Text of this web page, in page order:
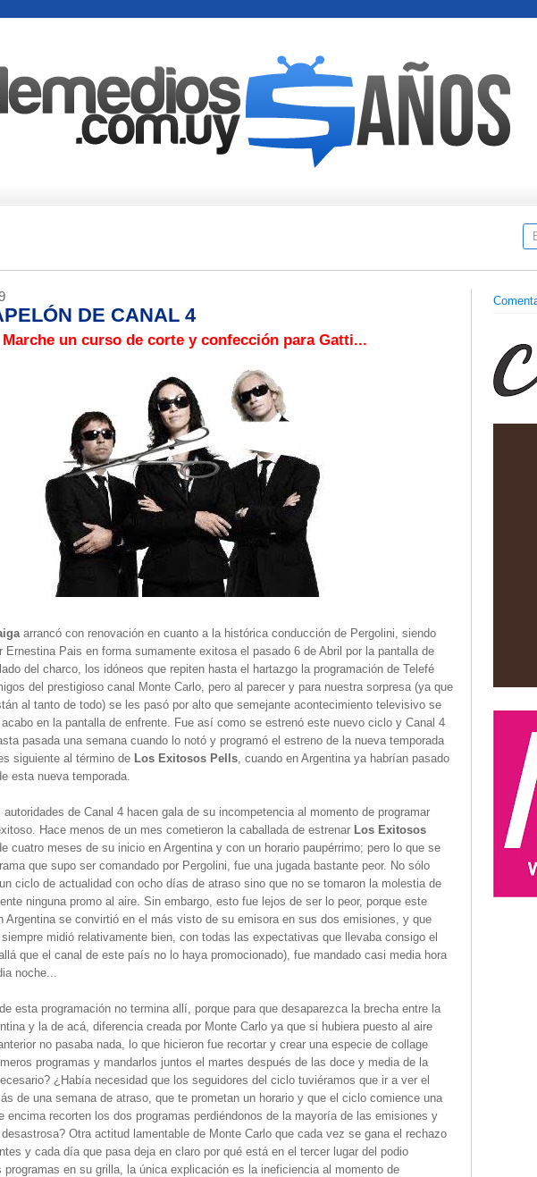
DE CANAL 4
Marche un curso de corte y confección para Gatti...
arrancó con renovación en cuanto a la histórica conducción de Pergolini, siendo
Ernestina Pais en forma sumamente exitosa el pasado 6 de Abril por la pantalla de
del charco, los idóneos que repiten hasta el hartazgo la programación de Telefé
del prestigioso canal Monte Carlo, pero al parecer y para nuestra sorpresa (ya que
al tanto de todo) se les pasó por alto que semejante acontecimiento televisivo se
en la pantalla de enfrente. Fue así como se estrenó este nuevo ciclo y Canal 4
pasada una semana cuando lo notó y programó el estreno de la nueva temporada
siguiente al término de Los Exitosos Pells, cuando en Argentina ya habrían pasado
esta nueva temporada.
autoridades de Canal 4 hacen gala de su incompetencia al momento de programar
Hace menos de un mes cometieron la caballada de estrenar Los Exitosos
cuatro meses de su inicio en Argentina y con un horario paupérrimo; pero lo que se
que supo ser comandado por Pergolini, fue una jugada bastante peor. No sólo
ciclo de actualidad con ocho días de atraso sino que no se tomaron la molestia de
ninguna promo al aire. Sin embargo, esto fue lejos de ser lo peor, porque este
Argentina se convirtió en el más visto de su emisora en sus dos emisiones, y que
midió relativamente bien, con todas las expectativas que llevaba consigo el
que el canal de este país no lo haya promocionado), fue mandado casi media hora
noche...
esta programación no termina allí, porque para que desaparezca la brecha entre la
y la de acá, diferencia creada por Monte Carlo ya que si hubiera puesto al aire
no pasaba nada, lo que hicieron fue recortar y crear una especie de collage
programas y mandarlos juntos el martes después de las doce y media de la
¿Había necesidad que los seguidores del ciclo tuviéramos que ir a ver el
de una semana de atraso, que te prometan un horario y que el ciclo comience una
encima recorten los dos programas perdiéndonos de la mayoría de las emisiones y
Otra actitud lamentable de Monte Carlo que cada vez se gana el rechazo
y cada día que pasa deja en claro por qué está en el tercer lugar del podio
programas en su grilla, la única explicación es la ineficiencia al momento de